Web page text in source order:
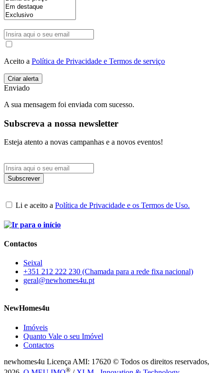
Aceito a Política de Privacidade e Termos de serviço
Enviado
A sua mensagem foi enviada com sucesso.
Subscreva a nossa newsletter
Esteja atento a novas campanhas e a novos eventos!
Li e aceito a Política de Privacidade e os Termos de Uso.
Contactos
Seixal
+351 212 222 230 (Chamada para a rede fixa nacional)
geral@newhomes4u.pt
NewHomes4u
Imóveis
Quanto Vale o seu Imóvel
Contactos
newhomes4u Licença AMI: 17620 © Todos os direitos reservados,
®